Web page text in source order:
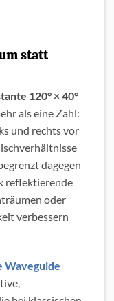
statt
120° × 40°
als eine Zahl:
und rechts vor
dagegen
reflektierende
oder
verbessern
Waveguide